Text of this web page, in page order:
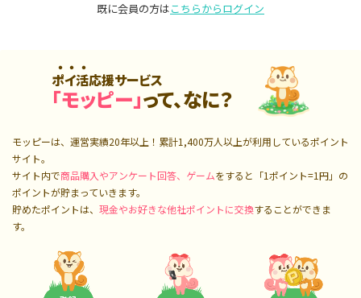
既に会員の方はこちらからログイン
ポイ活応援サービス
「モッピー」って、なに？
モッピーは、運営実績20年以上！累計1,400万人以上が利用しているポイント
サイト。
サイト内で商品購入やアンケート回答、ゲームをすると「1ポイント=1円」の
ポイントが貯まっていきます。
貯めたポイントは、 現金やお好きな他社ポイントに交換することができま
す。